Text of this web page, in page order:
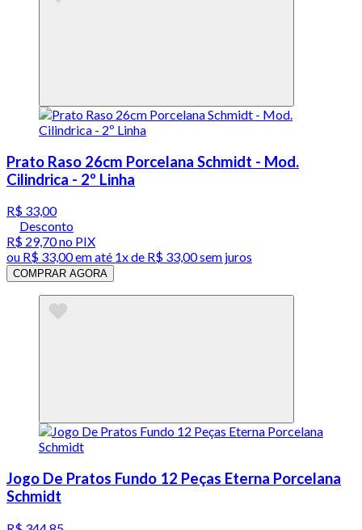
Prato Raso 26cm Porcelana Schmidt - Mod.
Cilindrica - 2º Linha
R$ 33,00
Desconto
R$ 29,70no PIX
ou R$ 33,00em até 1x de R$ 33,00sem juros
COMPRAR AGORA
Jogo De Pratos Fundo 12 Peças Eterna Porcelana
Schmidt